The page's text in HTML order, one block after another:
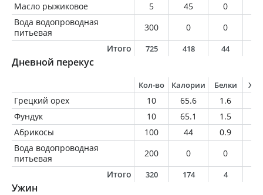
Масло рыжиковое
5 45 0
Вода водопроводная
питьевая
300 0 0
Итого
725 418 44
Дневной перекус
Кол-во Калории Белки
Грецкий орех 10 65.6 1.6
Фундук
10 65.1 1.5
Абрикосы
100 44 0.9
Вода водопроводная
питьевая
200 0 0
Итого
320 174 4
Ужин